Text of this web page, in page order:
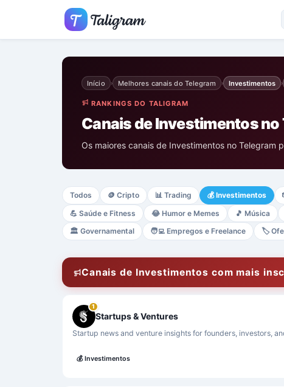
Início › Melhores canais do Telegram › Investimentos ›
RANKINGS DO TALIGRAM
Canais de Investimentos
Os maiores canais de Investimentos no Telegram
Todos 🪙 Cripto 📊 Trading 💰 Investimentos
💪 Saúde e Fitness 😂 Humor e Memes 🎵 Música
🏛️ Governamental 🧑‍💻 Empregos e Freelance 🏷️
Canais de Investimentos com mais
1
Startups & Ventures
Startup news and venture insights for founders, investors,
💰 Investimentos